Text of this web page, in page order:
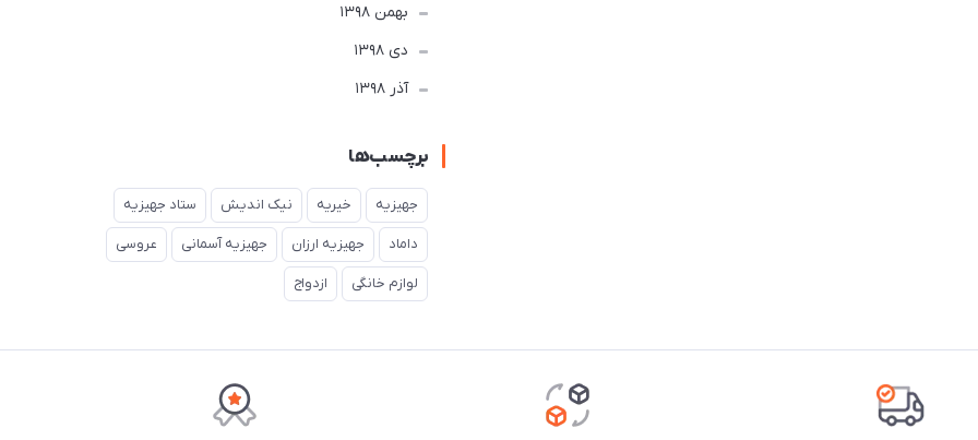
بهمن 1398
دی 1398
آذر 1398
برچسب‌ها
جهیزیه خیریه نیک اندیش ستاد جهیزیه
داماد جهیزیه ارزان جهیزیه آسمانی عروسی
لوازم خانگی ازدواج